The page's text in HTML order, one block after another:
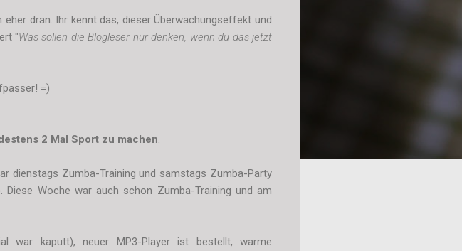
dran. Ihr kennt das, dieser Überwachungseffekt und
"Was sollen die Blogleser nur denken, wenn du das jetzt
=)
2 Mal Sport zu machen
dienstags Zumba-Training und samstags Zumba-Party
Woche war auch schon Zumba-Training und am
war kaputt), neuer MP3-Player ist bestellt, warme